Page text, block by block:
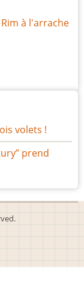
à l'arrache
volets !
prend